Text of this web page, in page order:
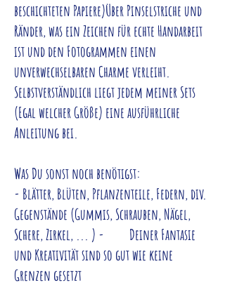
beschichteten Papiere)Über Pinselstriche und
Ränder, was ein Zeichen für echte Handarbeit
ist und den Fotogrammen einen
unverwechselbaren Charme verleiht.
Selbstverständlich liegt jedem meiner Sets
(Egal welcher Größe) eine ausführliche
Anleitung bei.
Was Du sonst noch benötigst:
- Blätter, Blüten, Pflanzenteile, Federn, div.
Gegenstände (Gummis, Schrauben, Nägel,
Schere, Zirkel, ... ) - Deiner Fantasie
und Kreativität sind so gut wie keine
Grenzen gesetzt